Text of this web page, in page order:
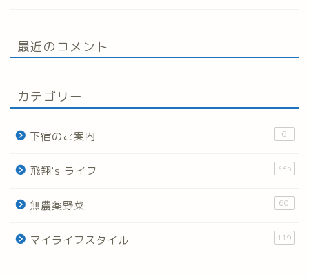
最近のコメント
カテゴリー
下宿のご案内 6
飛翔's ライフ 335
無農薬野菜 60
マイライフスタイル 119